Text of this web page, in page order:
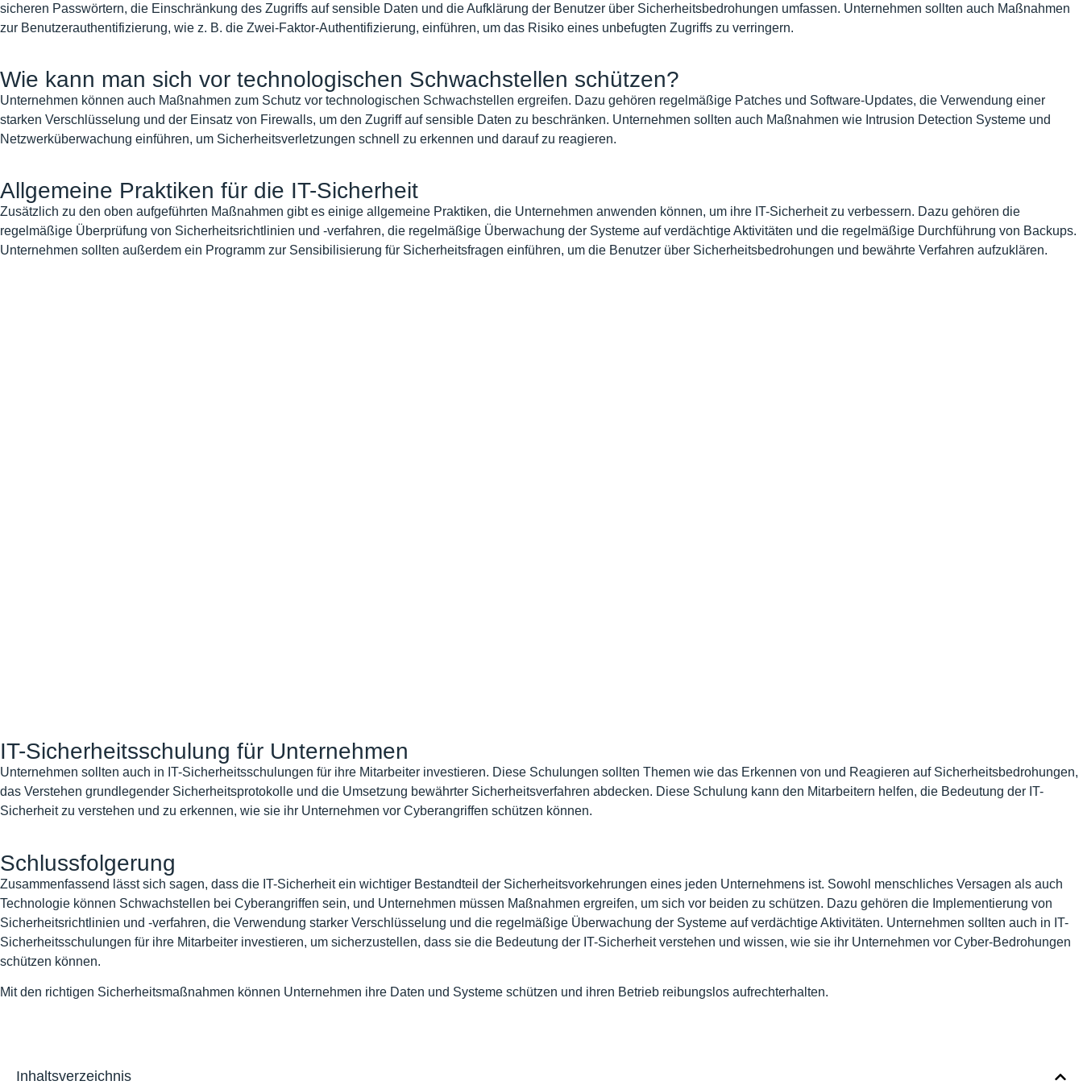
sicheren Passwörtern, die Einschränkung des Zugriffs auf sensible Daten und die Aufklärung der Benutzer über Sicherheitsbedrohungen umfassen. Unternehmen sollten auch Maßnahmen
zur Benutzerauthentifizierung, wie z. B. die Zwei-Faktor-Authentifizierung, einführen, um das Risiko eines unbefugten Zugriffs zu verringern.
Wie kann man sich vor technologischen Schwachstellen schützen?
Unternehmen können auch Maßnahmen zum Schutz vor technologischen Schwachstellen ergreifen. Dazu gehören regelmäßige Patches und Software-Updates, die Verwendung einer
starken Verschlüsselung und der Einsatz von Firewalls, um den Zugriff auf sensible Daten zu beschränken. Unternehmen sollten auch Maßnahmen wie Intrusion Detection Systeme und
Netzwerküberwachung einführen, um Sicherheitsverletzungen schnell zu erkennen und darauf zu reagieren.
Allgemeine Praktiken für die IT-Sicherheit
Zusätzlich zu den oben aufgeführten Maßnahmen gibt es einige allgemeine Praktiken, die Unternehmen anwenden können, um ihre IT-Sicherheit zu verbessern. Dazu gehören die
regelmäßige Überprüfung von Sicherheitsrichtlinien und -verfahren, die regelmäßige Überwachung der Systeme auf verdächtige Aktivitäten und die regelmäßige Durchführung von Backups.
Unternehmen sollten außerdem ein Programm zur Sensibilisierung für Sicherheitsfragen einführen, um die Benutzer über Sicherheitsbedrohungen und bewährte Verfahren aufzuklären.
IT-Sicherheitsschulung für Unternehmen
Unternehmen sollten auch in IT-Sicherheitsschulungen für ihre Mitarbeiter investieren. Diese Schulungen sollten Themen wie das Erkennen von und Reagieren auf Sicherheitsbedrohungen,
das Verstehen grundlegender Sicherheitsprotokolle und die Umsetzung bewährter Sicherheitsverfahren abdecken. Diese Schulung kann den Mitarbeitern helfen, die Bedeutung der IT-
Sicherheit zu verstehen und zu erkennen, wie sie ihr Unternehmen vor Cyberangriffen schützen können.
Schlussfolgerung
Zusammenfassend lässt sich sagen, dass die IT-Sicherheit ein wichtiger Bestandteil der Sicherheitsvorkehrungen eines jeden Unternehmens ist. Sowohl menschliches Versagen als auch
Technologie können Schwachstellen bei Cyberangriffen sein, und Unternehmen müssen Maßnahmen ergreifen, um sich vor beiden zu schützen. Dazu gehören die Implementierung von
Sicherheitsrichtlinien und -verfahren, die Verwendung starker Verschlüsselung und die regelmäßige Überwachung der Systeme auf verdächtige Aktivitäten. Unternehmen sollten auch in IT-
Sicherheitsschulungen für ihre Mitarbeiter investieren, um sicherzustellen, dass sie die Bedeutung der IT-Sicherheit verstehen und wissen, wie sie ihr Unternehmen vor Cyber-Bedrohungen
schützen können.
Mit den richtigen Sicherheitsmaßnahmen können Unternehmen ihre Daten und Systeme schützen und ihren Betrieb reibungslos aufrechterhalten.
Inhaltsverzeichnis